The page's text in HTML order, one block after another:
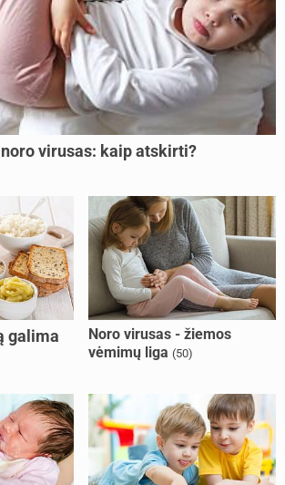
virusas: kaip atskirti?
galima
Noro virusas - žiemos
vėmimų liga (50)